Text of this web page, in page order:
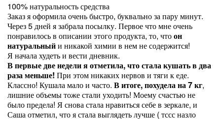
100% натуральность средства
Заказ я оформила очень быстро, буквально за пару минут.
Через 5 дней я забрала посылку. Первое что мне очень
понравилось в описании этого продукта, то, чтоон
натуральныйи никакой химии в нем не содержится!
Я начала худеть и вести дневник.
В первые две недели я отметила, что стала кушать в два
раза меньше! При этом никаких нервов и тяги к еде.
Классно! Кушала мало и часто. В итоге, похудела на 7 кг,
лишние объемы тоже стали уходить! Моему счастью не
было предела! Я снова стала нравиться себе в зеркале, и
Саша отметил, что я стала выглядеть лучше ( тссс назло